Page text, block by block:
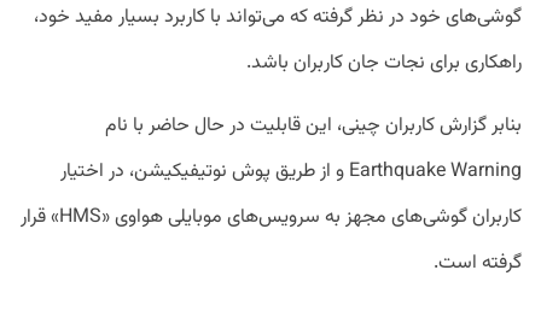
گوشی‌های خود در نظر گرفته که می‌تواند با کاربرد بسیار مفید خود،
راهکاری برای نجات جان کاربران باشد.
بنابر گزارش کاربران چینی، این قابلیت در حال حاضر با نام
Earthquake Warning و از طریق پوش نوتیفیکیشن، در اختیار
کاربران گوشی‌های مجهز به سرویس‌های موبایلی هواوی «HMS» قرار
گرفته است.